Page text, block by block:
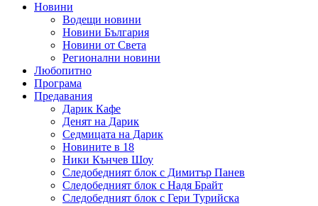
Новини
Водещи новини
Новини България
Новини от Света
Регионални новини
Любопитно
Програма
Предавания
Дарик Кафе
Денят на Дарик
Седмицата на Дарик
Новините в 18
Ники Кънчев Шоу
Следобедният блок с Димитър Панев
Следобедният блок с Надя Брайт
Следобедният блок с Гери Турийска